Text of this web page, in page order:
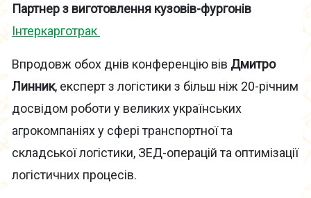
Партнер з виготовлення кузовів-фургонів
Інтеркарготрак
Впродовж обох днів конференцію вів Дмитро
Линник, експерт з логістики з більш ніж 20-річним
досвідом роботи у великих українських
агрокомпаніях у сфері транспортної та
складської логістики, ЗЕД-операцій та оптимізації
логістичних процесів.